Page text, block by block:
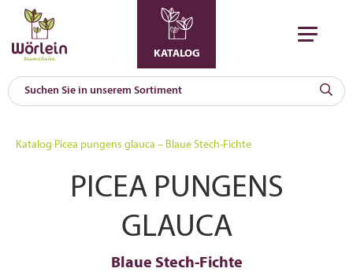
KATALOG
Katalog Picea pungens glauca – Blaue Stech-Fichte
PICEA PUNGENS
GLAUCA
Blaue Stech-Fichte